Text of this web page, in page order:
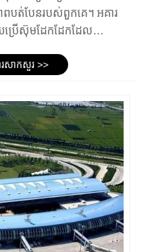
ាងសង់ផ្លូវរត់ព្រលានយន្តហោះ និង
ងតំបន់ទាំងនេះអនុញ្ញាតឱ្យមាន
ខ្លាំង ធានាសុវត្ថិភាព និង
ដ្ឋានដែលប្រើប្រាស់មានភាពចម្រុះ
ៃកន្លែងប្រើប្រាស់។ ចាប់
តល់នូវដំណោះស្រាយដ៏រឹងមាំ និង
រឈមនៃការសាងសង់ព្រលាន
ដែកអាកាសយានដ្ឋាន
ពបត់បែនរបស់ពួកគេ។ អគារ
ប្រើស៊ុមដែកដែកដែល
ចមាននៅក្នុងការរចនា
នរៀបចំរួចរាល់ឬរចនាតាម
នុងវិស័យសំណង់។ ដោយសារតែ
ពេលវេលាសាងសង់ត្រូវបាន
ាររចនាសម្ព័នអាកាសយាន
ឿននិងមានប្រសិទ្ធភាពជាងវិធី
ចនាសម្ព័ន្ធដែកនៅតាមអគារ
ារច្រេះនិងផលប៉ះពាល់បរិស្ថាន
នឹងខ្យល់ខ្ពស់និងលក្ខខណ្ឌ
ក៏អាចត្រូវបានរចនាឡើង
ារសាកសួរ >>